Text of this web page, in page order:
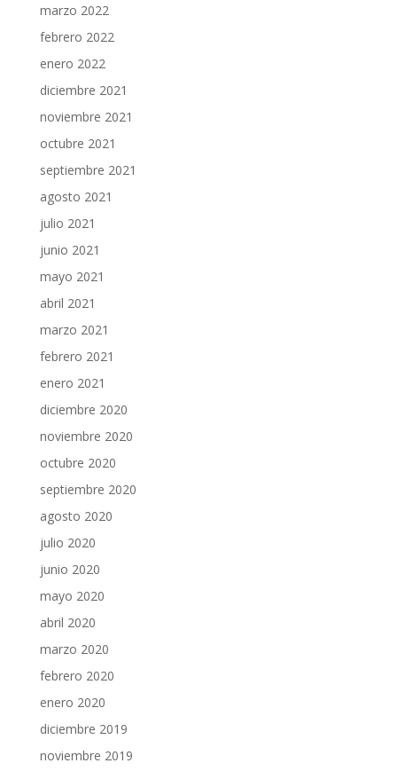
marzo 2022
febrero 2022
enero 2022
diciembre 2021
noviembre 2021
octubre 2021
septiembre 2021
agosto 2021
julio 2021
junio 2021
mayo 2021
abril 2021
marzo 2021
febrero 2021
enero 2021
diciembre 2020
noviembre 2020
octubre 2020
septiembre 2020
agosto 2020
julio 2020
junio 2020
mayo 2020
abril 2020
marzo 2020
febrero 2020
enero 2020
diciembre 2019
noviembre 2019